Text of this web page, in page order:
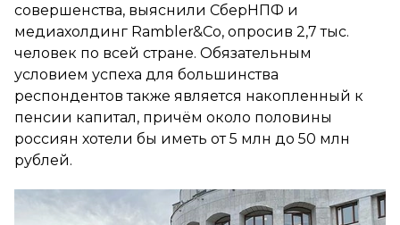
совершенства, выяснили СберНПФ и
медиахолдинг Rambler&Co, опросив 2,7 тыс.
человек по всей стране. Обязательным
условием успеха для большинства
респондентов также является накопленный к
пенсии капитал, причём около половины
россиян хотели бы иметь от 5 млн до 50 млн
рублей.